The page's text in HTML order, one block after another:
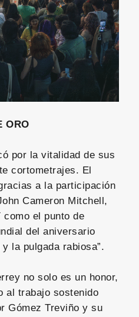
ORO
por la vitalidad de sus
cortometrajes. El
a la participación
Cameron Mitchell,
como el punto de
del aniversario
la pulgada rabiosa”.
no solo es un honor,
al trabajo sostenido
Gómez Treviño y su